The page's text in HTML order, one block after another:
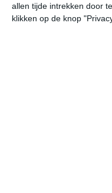
allen tijde intrekken door
klikken op de knop
14:00 17:00